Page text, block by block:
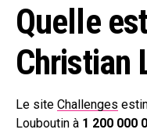
Quelle
Christian
Le site Challenges
Louboutin à 1 200 000